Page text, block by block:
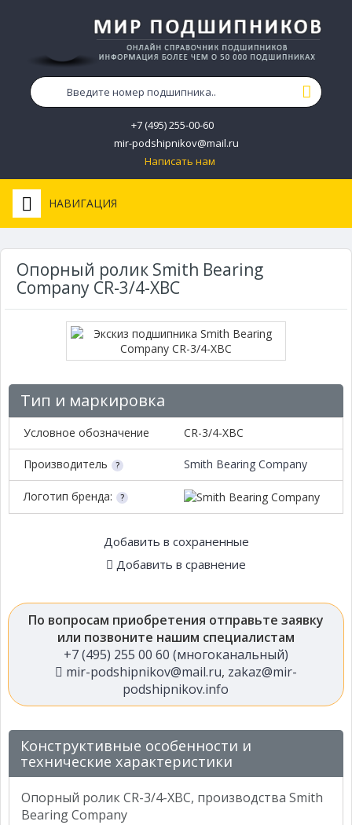
+7 (495) 255-00-60
mir-podshipnikov@mail.ru
Написать нам
НАВИГАЦИЯ
Опорный ролик Smith Bearing
Company CR-3/4-XBC
Тип и маркировка
Условное обозначение CR-3/4-XBC
Производитель Smith Bearing Company
Логотип бренда:
Добавить в сохраненные
Добавить в сравнение
По вопросам приобретения отправьте заявку
или позвоните нашим специалистам
+7 (495) 255 00 60 (многоканальный)
mir-podshipnikov@mail.ru, zakaz@mir-
podshipnikov.info
Конструктивные особенности и
технические характеристики
Опорный ролик CR-3/4-XBC, производства Smith
Bearing Company